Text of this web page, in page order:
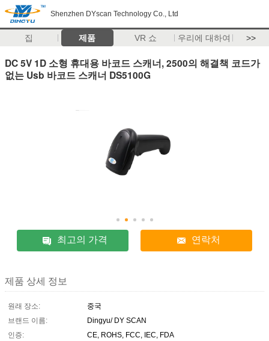
Shenzhen DYscan Technology Co., Ltd
집 제품 VR 쇼 우리에 대하여 >>
DC 5V 1D 소형 휴대용 바코드 스캐너, 2500의 해결책 코드가
없는 Usb 바코드 스캐너 DS5100G
최고의 가격 연락처
제품 상세 정보
원래 장소:
중국
브랜드 이름:
Dingyu/ DY SCAN
인증:
CE, ROHS, FCC, IEC, FDA